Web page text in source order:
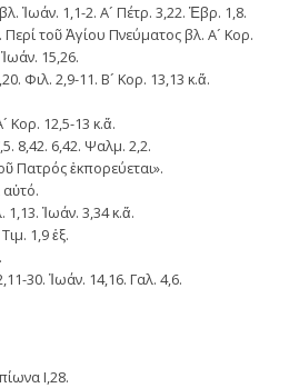
Ἰωάν. 1,1-2. Α´ Πέτρ. 3,22. Ἑβρ. 1,8.
Περί τοῦ Ἁγίου Πνεύματος βλ. Α´ Κορ.
15,26.
Φιλ. 2,9-11. Β´ Κορ. 13,13 κ.ἄ.
Κορ. 12,5-13 κ.ἄ.
8,42. 6,42. Ψαλμ. 2,2.
Πατρός ἐκπορεύεται».
1,13. Ἰωάν. 3,34 κ.ἄ.
1,9 ἑξ.
30. Ἰωάν. 14,16. Γαλ. 4,6.
Ι,28.